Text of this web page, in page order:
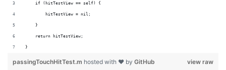
    if (hitTestView == self) {
        hitTestView = nil;
    }
    return hitTestView;
}
view raw
passingTouchHitTest.m hosted with ❤ by GitHub